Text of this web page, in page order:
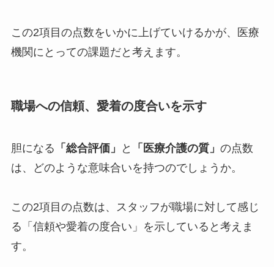
この2項目の点数をいかに上げていけるかが、医療
機関にとっての課題だと考えます。
職場への信頼、愛着の度合いを示す
胆になる 「総合評価」 と 「医療介護の質」 の点数
は、どのような意味合いを持つのでしょうか。
この2項目の点数は、スタッフが職場に対して感じ
る「信頼や愛着の度合い」を示していると考えま
す。